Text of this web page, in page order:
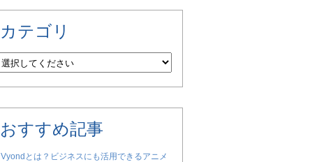
カテゴリ
おすすめ記事
Vyondとは？ビジネスにも活用できるアニメ